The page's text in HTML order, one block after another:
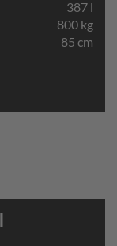
387 l
800 kg
85 cm